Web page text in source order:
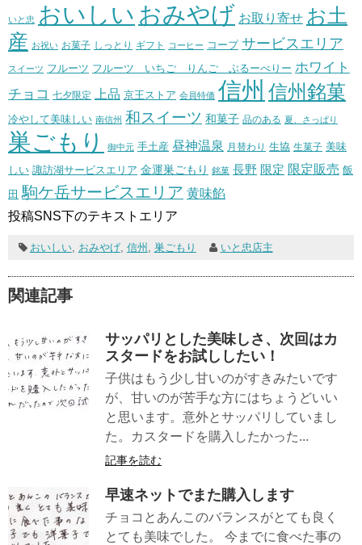
いと忠 おいしい おみやげ お取り寄せ お土
産 お祝い お菓子 しっとり ギフト コーヒー コープ サービスエリア
スイーツ フルーツ フルーツ いちご りんご ぶるーべりー ホワイト
チョコ 七夕限定 上品 京王ストア 会員特価 信州 信州銘菓
冷やして美味しい 南信州 和スイーツ 和菓子 品のある 夏、さっぱり
巣ごもり 御中元 手土産 昼神温泉 月替わり 生協 生菓子 美味
しい 諏訪湖サービスエリア 金運巣ごもり 銘菓 長野 限定 限定販売 飯
田 駒ケ岳サービスエリア 黄味餡
投稿SNS下のテキストエリア
おいしい, おみやげ, 信州 巣ごもり いと忠店主
関連記事
サッパリとした美味しさ、次回はカ
スタードをお試ししたい！
子供はもう少し甘いのがすきみたいです
が、甘いのが苦手な方にはちょうどいい
と思います。意外とサッパリしていまし
た。カスタードを購入したかった...
記事を読む
早速ネットでまた購入します
チョコとあんこのバランスがとても良く
とても美味でした。 今までに食べた事の